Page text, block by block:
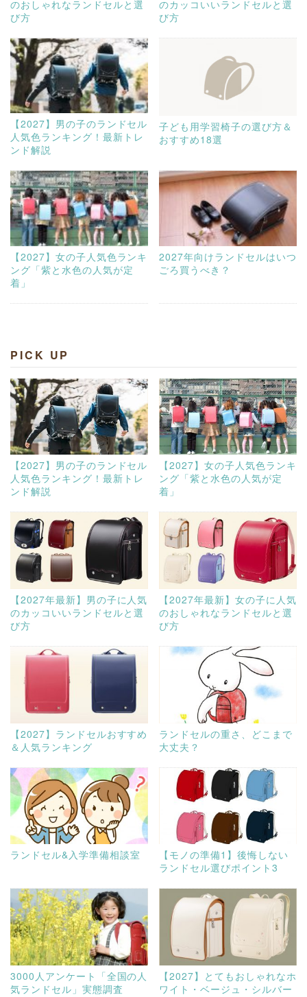
のおしゃれなランドセルと選
び方
のカッコいいランドセルと選
び方
【2027】男の子のランドセル
人気色ランキング！最新トレ
ンド解説
子ども用学習椅子の選び方＆
おすすめ18選
【2027】女の子人気色ランキ
ング「紫と水色の人気が定
着」
2027年向けランドセルはいつ
ごろ買うべき？
PICK UP
【2027】男の子のランドセル
人気色ランキング！最新トレ
ンド解説
【2027】女の子人気色ランキ
ング「紫と水色の人気が定
着」
【2027年最新】男の子に人気
のカッコいいランドセルと選
び方
【2027年最新】女の子に人気
のおしゃれなランドセルと選
び方
【2027】ランドセルおすすめ
＆人気ランキング
ランドセルの重さ、どこまで
大丈夫？
ランドセル&入学準備相談室
【モノの準備1】後悔しない
ランドセル選びポイント3
3000人アンケート「全国の人
気ランドセル」実態調査
【2027】とてもおしゃれなホ
ワイト・ベージュ・シルバー